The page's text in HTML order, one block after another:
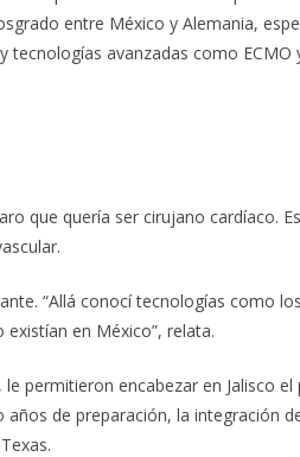
entre México y Alemania,
tecnologías avanzadas como ECMO
que quería ser cirujano cardíaco.
“Allá conocí tecnologías como
en México”, relata.
permitieron encabezar en Jalisco
de preparación, la integración